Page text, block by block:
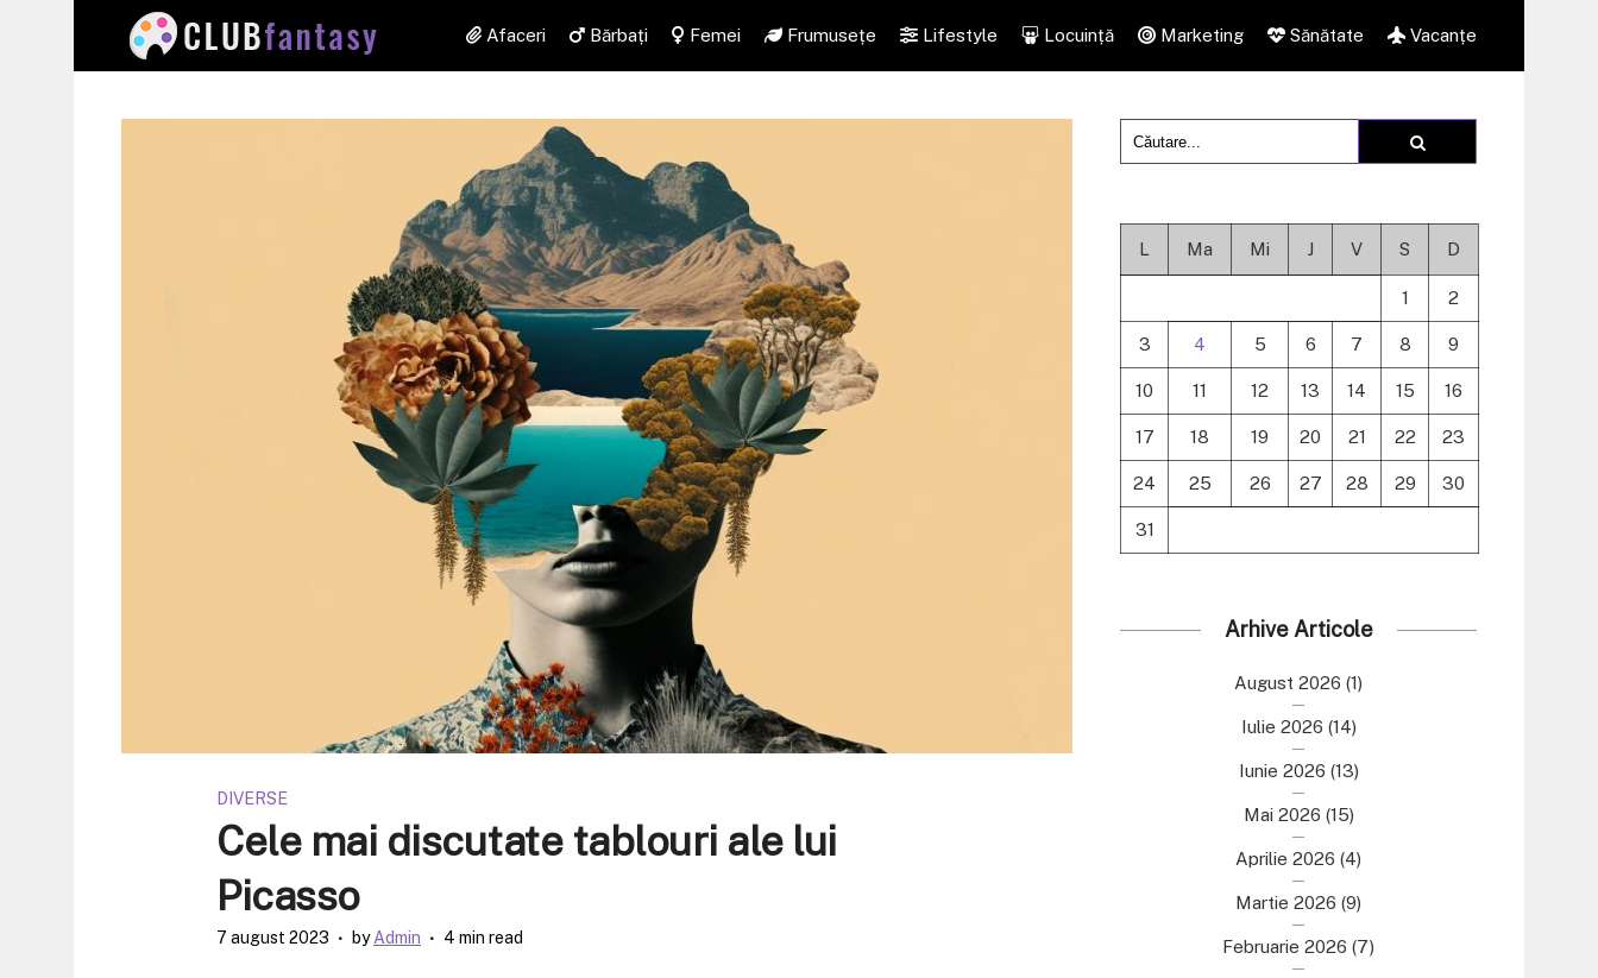
Afaceri Bărbați Femei Frumusețe Lifestyle Locuință Marketing Sănătate Vacanțe
DIVERSE
Cele mai discutate tablouri ale lui
Picasso
7 august 2023 byAdmin 4 min read
L Ma Mi J V S D
1 2
3 4 5 6 7 8 9
10 11 12 13 14 15 16
17 18 19 20 21 22 23
24 25 26 27 28 29 30
31
Arhive Articole
August 2026 (1)
Iulie 2026 (14)
Iunie 2026 (13)
Mai 2026 (15)
Aprilie 2026 (4)
Martie 2026 (9)
Februarie 2026 (7)